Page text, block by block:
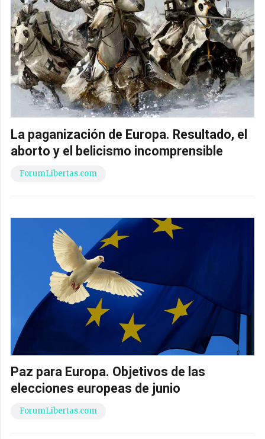
La paganización de Europa. Resultado, el
aborto y el belicismo incomprensible
ForumLibertas.com
Paz para Europa. Objetivos de las
elecciones europeas de junio
ForumLibertas.com